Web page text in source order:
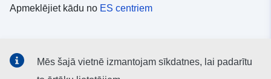
Apmeklējiet kādu no ES centriem
Mēs šajā vietnē izmantojam sīkdatnes, lai padarītu